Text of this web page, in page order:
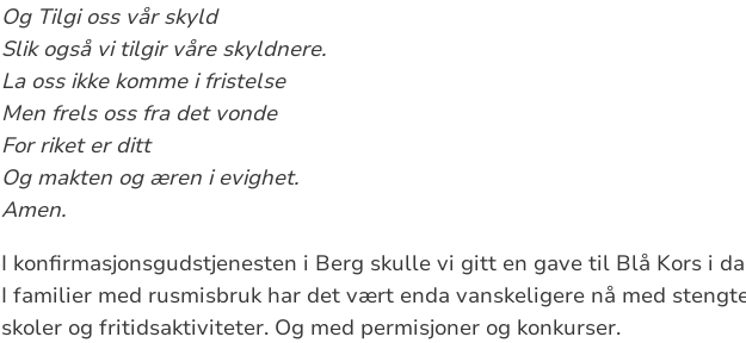
Og Tilgi oss vår skyld
Slik også vi tilgir våre skyldnere.
La oss ikke komme i fristelse
Men frels oss fra det vonde
For riket er ditt
Og makten og æren i evighet.
Amen.
I konfirmasjonsgudstjenesten i Berg skulle vi gitt en gave til Blå Kors i
I familier med rusmisbruk har det vært enda vanskeligere nå med
skoler og fritidsaktiviteter. Og med permisjoner og konkurser.